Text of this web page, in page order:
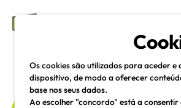
Os cookies são utilizados para aceder
dispositivo, de modo a oferecer
base nos seus dados.
Ao escolher "concordo" está a consentir